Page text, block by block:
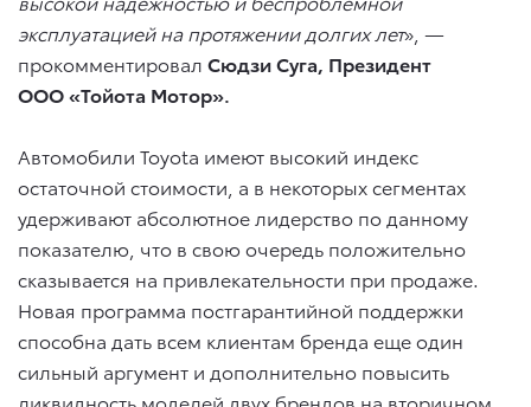
эксплуатацией на протяжении долгих лет», —
прокомментировал Сюдзи Суга, Президент
ООО «Тойота Мотор».
Автомобили Toyota имеют высокий индекс
остаточной стоимости, а в некоторых сегментах
удерживают абсолютное лидерство по данному
показателю, что в свою очередь положительно
сказывается на привлекательности при продаже.
Новая программа постгарантийной поддержки
способна дать всем клиентам бренда еще один
сильный аргумент и дополнительно повысить